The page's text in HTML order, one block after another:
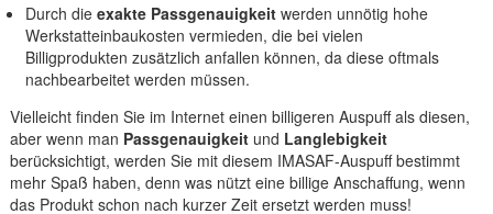
Durch dieexakte Passgenauigkeitwerden unnötig hohe
Werkstatteinbaukosten vermieden, die bei vielen
Billigprodukten zusätzlich anfallen können, da diese oftmals
nachbearbeitet werden müssen.
Vielleicht finden Sie im Internet einen billigeren Auspuff als diesen,
aber wenn man Passgenauigkeit und Langlebigkeit
berücksichtigt, werden Sie mit diesem IMASAF-Auspuff bestimmt
mehr Spaß haben, denn was nützt eine billige Anschaffung, wenn
das Produkt schon nach kurzer Zeit ersetzt werden muss!